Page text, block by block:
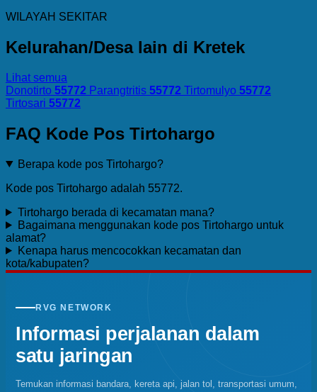
WILAYAH SEKITAR
Kelurahan/Desa lain di Kretek
Lihat semua
Donotirto 55772 Parangtritis 55772 Tirtomulyo 55772
Tirtosari 55772
FAQ Kode Pos Tirtohargo
Berapa kode pos Tirtohargo?
Kode pos Tirtohargo adalah 55772.
Tirtohargo berada di kecamatan mana?
Bagaimana menggunakan kode pos Tirtohargo untuk
alamat?
Kenapa harus mencocokkan kecamatan dan
kota/kabupaten?
RVG NETWORK
Informasi perjalanan dalam
satu jaringan
Temukan informasi bandara, kereta api, jalan tol, transportasi umum,